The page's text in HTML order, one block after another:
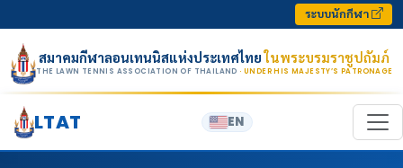
ระบบนักกีฬา
สมาคมกีฬาลอนเทนนิสแห่งประเทศไทยในพระบรมราชูปถัมภ์
THE LAWN TENNIS ASSOCIATION OF THAILAND · UNDER HIS MAJESTY’S PATRONAGE
LTAT EN